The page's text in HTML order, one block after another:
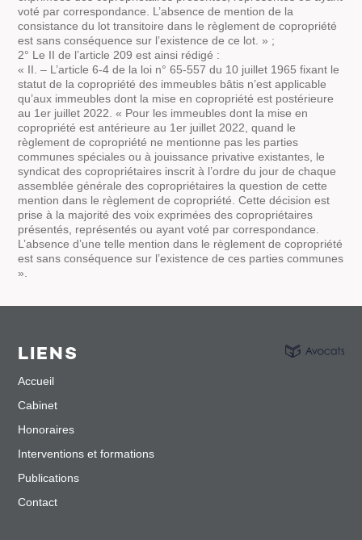
voté par correspondance. L’absence de mention de la
consistance du lot transitoire dans le règlement de copropriété
est sans conséquence sur l’existence de ce lot. » ;
2° Le II de l’article 209 est ainsi rédigé :
« II. – L’article 6-4 de la loi n° 65-557 du 10 juillet 1965 fixant le
statut de la copropriété des immeubles bâtis n’est applicable
qu’aux immeubles dont la mise en copropriété est postérieure
au 1er juillet 2022. « Pour les immeubles dont la mise en
copropriété est antérieure au 1er juillet 2022, quand le
règlement de copropriété ne mentionne pas les parties
communes spéciales ou à jouissance privative existantes, le
syndicat des copropriétaires inscrit à l’ordre du jour de chaque
assemblée générale des copropriétaires la question de cette
mention dans le règlement de copropriété. Cette décision est
prise à la majorité des voix exprimées des copropriétaires
présentés, représentés ou ayant voté par correspondance.
L’absence d’une telle mention dans le règlement de copropriété
est sans conséquence sur l’existence de ces parties communes
».
LIENS
Accueil
Cabinet
Honoraires
Interventions et formations
Publications
Contact